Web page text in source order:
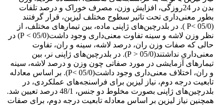
بدن در 24روزگی، افزایش وزن، مصرف خوراک و درصد تلفات
بطور معنی‌داری تحت تاثیر سطوح مختلف لیزین، قرار گرفتند
(05/0 >P ). در بلدرچین‌های ژاپنی ماده، بین تیمارهای مختلف، از
نظر وزن لاشه و سینه تفاوت معنی‌داری وجود داشت(05/0 > P) در
حالی که صفات وزن ران، درصد لاشه، سینه و ران، تفاوت
معنی‌داری نداشتند(05/0 < P). در بلدرچین‌های ژاپنی نر، بین
تیمارهای آزمایشی در مورد صفاتی چون وزن و درصد لاشه، سینه
و ران، اختلاف معنی‌داری وجود داشت(05/0 >P). بر اساس معادله
تابعیت درجه دوم، نیاز لیزین برای فراسنجه‌های عملکردی، در
بلدرچین‌های ژاپنی بصورت مخلوط دو جنس، 48/1 درصد تعیین شد.
همچنین نیاز لیزین بر اساس معادله تابعیت درجه دوم، برای صفات